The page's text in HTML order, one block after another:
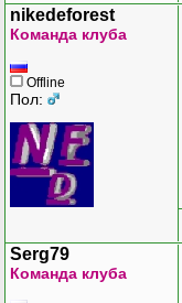
nikedeforest
Команда клуба
Offline
Пол:
Serg79
Команда клуба